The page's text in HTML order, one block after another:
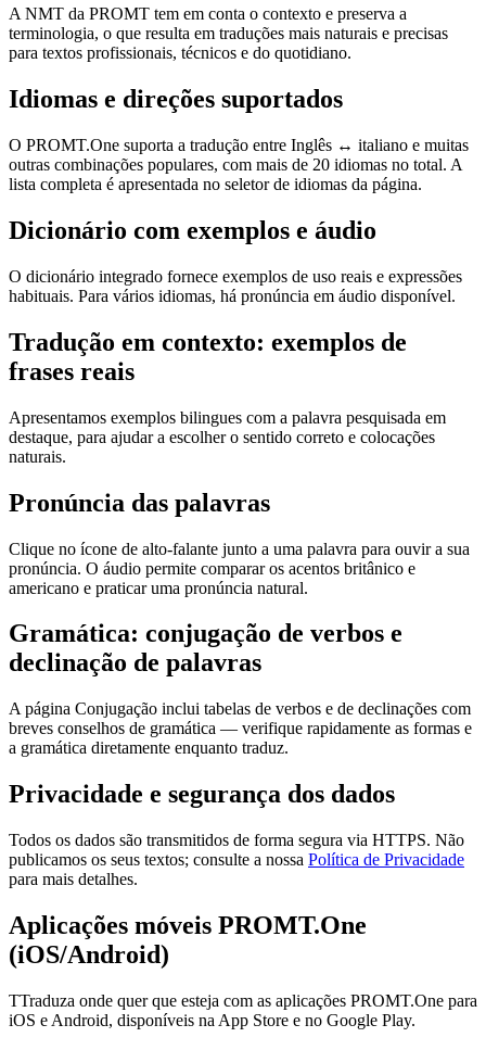
A NMT da PROMT tem em conta o contexto e preserva a
terminologia, o que resulta em traduções mais naturais e precisas
para textos profissionais, técnicos e do quotidiano.
Idiomas e direções suportados
O PROMT.One suporta a tradução entre Inglês ↔ italiano e muitas
outras combinações populares, com mais de 20 idiomas no total. A
lista completa é apresentada no seletor de idiomas da página.
Dicionário com exemplos e áudio
O dicionário integrado fornece exemplos de uso reais e expressões
habituais. Para vários idiomas, há pronúncia em áudio disponível.
Tradução em contexto: exemplos de
frases reais
Apresentamos exemplos bilingues com a palavra pesquisada em
destaque, para ajudar a escolher o sentido correto e colocações
naturais.
Pronúncia das palavras
Clique no ícone de alto-falante junto a uma palavra para ouvir a sua
pronúncia. O áudio permite comparar os acentos britânico e
americano e praticar uma pronúncia natural.
Gramática: conjugação de verbos e
declinação de palavras
A página Conjugação inclui tabelas de verbos e de declinações com
breves conselhos de gramática — verifique rapidamente as formas e
a gramática diretamente enquanto traduz.
Privacidade e segurança dos dados
Todos os dados são transmitidos de forma segura via HTTPS. Não
publicamos os seus textos; consulte a nossa Política de Privacidade
para mais detalhes.
Aplicações móveis PROMT.One
(iOS/Android)
TTraduza onde quer que esteja com as aplicações PROMT.One para
iOS e Android, disponíveis na App Store e no Google Play.